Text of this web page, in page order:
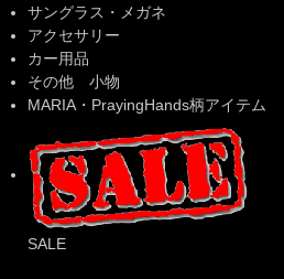
サングラス・メガネ
アクセサリー
カー用品
その他 小物
MARIA・PrayingHands柄アイテム
SALE